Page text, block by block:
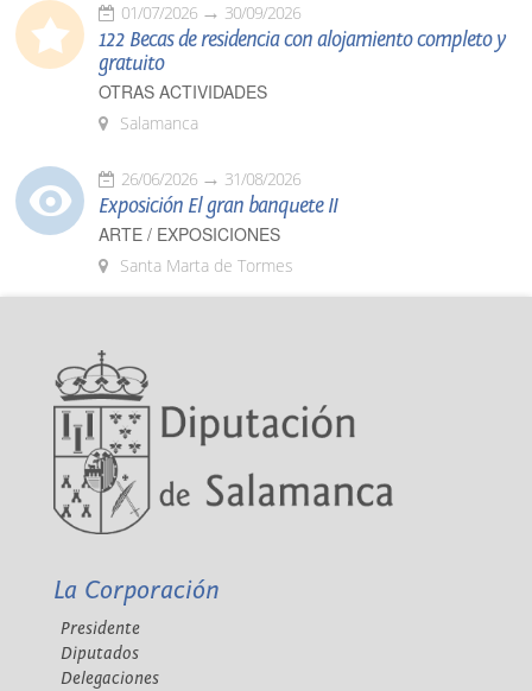
01/07/2026 30/09/2026
122 Becas de residencia con alojamiento completo y
gratuito
OTRAS ACTIVIDADES
Salamanca
26/06/2026 31/08/2026
Exposición El gran banquete II
ARTE / EXPOSICIONES
Santa Marta de Tormes
La Corporación
Presidente
Diputados
Delegaciones